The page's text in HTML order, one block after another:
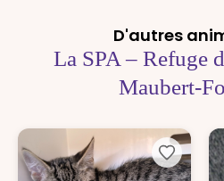
D'autres
La SPA – Refuge
Maubert-